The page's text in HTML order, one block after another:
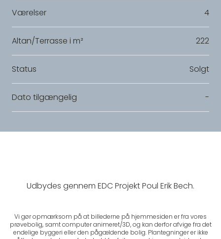
Værelser 4
Altan/Terrasse i m² 222
Status Solgt
Dato tilgængelig -
Udbydes gennem EDC Projekt Poul Erik Bech.
Vi gør opmærksom på at billederne på hjemmesiden er fra vores
prøvebolig, samt computer animeret/3D, og kan derfor afvige fra det
endelige byggeri eller den pågældende bolig. Plantegninger er ikke